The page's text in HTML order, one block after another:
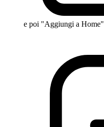
e poi "Aggiungi a Home"